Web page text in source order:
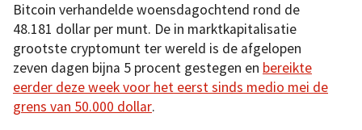
Bitcoin verhandelde woensdagochtend rond de
48.181 dollar per munt. De in marktkapitalisatie
grootste cryptomunt ter wereld is de afgelopen
zeven dagen bijna 5 procent gestegen en bereikte
eerder deze week voor het eerst sinds medio mei de
grens van 50.000 dollar.